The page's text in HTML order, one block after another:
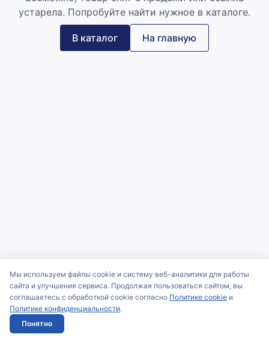
устарела. Попробуйте найти нужное в каталоге.
В каталог На главную
Мы используем файлы cookie и систему веб-аналитики для работы
сайта и улучшения сервиса. Продолжая пользоваться сайтом, вы
соглашаетесь с обработкой cookie согласно Политике cookie и
Политике конфиденциальности.
Понятно